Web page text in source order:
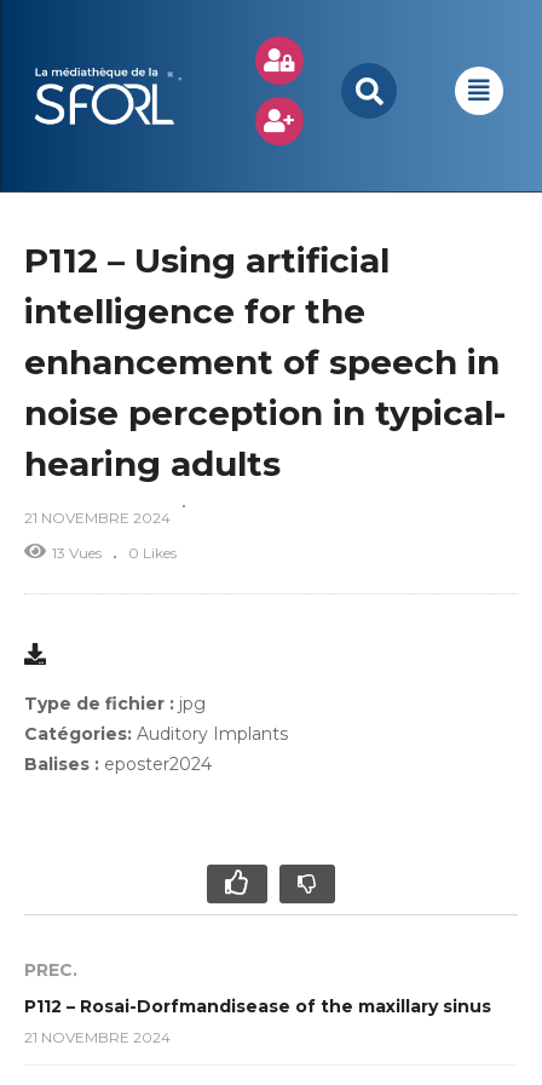
P112 – Using artificial
intelligence for the
enhancement of speech in
noise perception in typical-
hearing adults
21 NOVEMBRE 2024
13 Vues
0 Likes
Type de fichier : jpg
Catégories: Auditory Implants
Balises : eposter2024
PREC.
P112 – Rosai-Dorfmandisease of the maxillary sinus
21 NOVEMBRE 2024